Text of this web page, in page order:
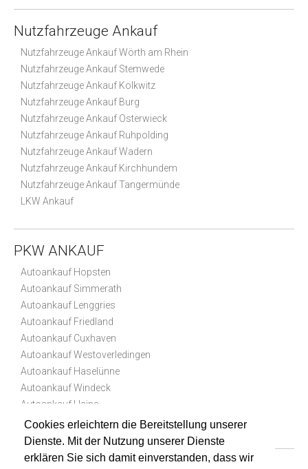
Cookies erleichtern die Bereitstellung unserer
Dienste. Mit der Nutzung unserer Dienste
erklären Sie sich damit einverstanden, dass wir
Nutzfahrzeuge Ankauf
Nutzfahrzeuge Ankauf Wörth am Rhein
Nutzfahrzeuge Ankauf Stemwede
Nutzfahrzeuge Ankauf Kolkwitz
Nutzfahrzeuge Ankauf Burg
Nutzfahrzeuge Ankauf Osterwieck
Nutzfahrzeuge Ankauf Ruhpolding
Nutzfahrzeuge Ankauf Wadern
Nutzfahrzeuge Ankauf Kirchhundem
Nutzfahrzeuge Ankauf Tangermünde
LKW Ankauf
PKW ANKAUF
Autoankauf Hopsten
Autoankauf Simmerath
Autoankauf Lenggries
Autoankauf Friedland
Autoankauf Cuxhaven
Autoankauf Westoverledingen
Autoankauf Haselünne
Autoankauf Windeck
Autoankauf Haina
Autoankauf Ganderkesee